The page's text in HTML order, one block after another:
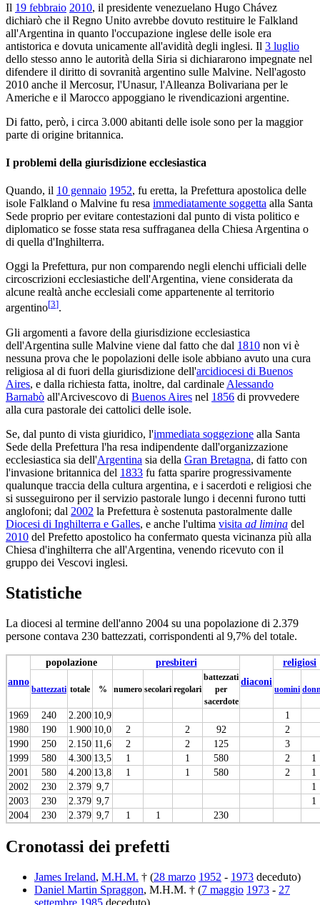
Il 19 febbraio 2010, il presidente venezuelano Hugo Chávez
dichiarò che il Regno Unito avrebbe dovuto restituire le Falkland
all'Argentina in quanto l'occupazione inglese delle isole era
antistorica e dovuta unicamente all'avidità degli inglesi. Il 3 luglio
dello stesso anno le autorità della Siria si dichiararono impegnate nel
difendere il diritto di sovranità argentino sulle Malvine. Nell'agosto
2010 anche il Mercosur, l'Unasur, l'Alleanza Bolivariana per le
Americhe e il Marocco appoggiano le rivendicazioni argentine.
Di fatto, però, i circa 3.000 abitanti delle isole sono per la maggior
parte di origine britannica.
I problemi della giurisdizione ecclesiastica
Quando, il 10 gennaio 1952, fu eretta, la Prefettura apostolica delle
isole Falkland o Malvine fu resa immediatamente soggetta alla Santa
Sede proprio per evitare contestazioni dal punto di vista politico e
diplomatico se fosse stata resa suffraganea della Chiesa Argentina o
di quella d'Inghilterra.
Oggi la Prefettura, pur non comparendo negli elenchi ufficiali delle
circoscrizioni ecclesiastiche dell'Argentina, viene considerata da
alcune realtà anche ecclesiali come appartenente al territorio
argentino[3].
Gli argomenti a favore della giurisdizione ecclesiastica
dell'Argentina sulle Malvine viene dal fatto che dal 1810 non vi è
nessuna prova che le popolazioni delle isole abbiano avuto una cura
religiosa al di fuori della giurisdizione dell'arcidiocesi di Buenos
Aires, e dalla richiesta fatta, inoltre, dal cardinale Alessando
Barnabò all'Arcivescovo di Buenos Aires nel 1856 di provvedere
alla cura pastorale dei cattolici delle isole.
Se, dal punto di vista giuridico, l'immediata soggezione alla Santa
Sede della Prefettura l'ha resa indipendente dall'organizzazione
ecclesiastica sia dell'Argentina sia della Gran Bretagna, di fatto con
l'invasione britannica del 1833 fu fatta sparire progressivamente
qualunque traccia della cultura argentina, e i sacerdoti e religiosi che
si susseguirono per il servizio pastorale lungo i decenni furono tutti
anglofoni; dal 2002 la Prefettura è sostenuta pastoralmente dalle
Diocesi di Inghilterra e Galles, e anche l'ultima visita ad limina del
2010 del Prefetto apostolico ha confermato questa vicinanza più alla
Chiesa d'inghilterra che all'Argentina, venendo ricevuto con il
gruppo dei Vescovi inglesi.
Statistiche
La diocesi al termine dell'anno 2004 su una popolazione di 2.379
persone contava 230 battezzati, corrispondenti al 9,7% del totale.
anno
popolazione
presbiteri
diaconi
religiosi
battezzati totale % numero secolari regolari
battezzati
per
sacerdote
uomini
1969 240 2.200 10,9
1
1980
190 1.900 10,0 2 2 92
2
1990
250 2.150 11,6 2 2 125
3
1999
580 4.300 13,5 1 1 580 2
1
2001
580 4.200 13,8 1 1 580 2
1
2002
230 2.379 9,7
1
2003
230 2.379 9,7
1
2004
230 2.379 9,7 1 1 230
Cronotassi dei prefetti
James Ireland, M.H.M. † (28 marzo 1952 - 1973 deceduto)
Daniel Martin Spraggon, M.H.M. † (7 maggio 1973 - 27